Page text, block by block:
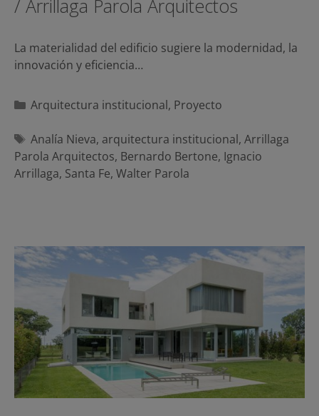
/ Arrillaga Parola Arquitectos
La materialidad del edificio sugiere la modernidad, la
innovación y eficiencia…
Categorías
Arquitectura institucional, Proyecto
Etiquetas
Analía Nieva, arquitectura institucional, Arrillaga
Parola Arquitectos, Bernardo Bertone, Ignacio
Arrillaga, Santa Fe, Walter Parola